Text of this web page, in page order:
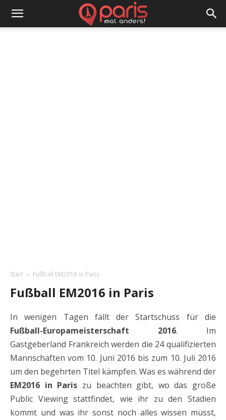
Start Fußball EM2016 in Paris
Fußball EM2016 in Paris
In wenigen Tagen fällt der Startschuss für die
Fußball-Europameisterschaft 2016. Im
Gastgeberland Frankreich werden die 24 qualifizierten
Mannschaften vom 10. Juni 2016 bis zum 10. Juli 2016
um den begehrten Titel kämpfen. Was es während der
EM2016 in Paris zu beachten gibt, wo das große
Public Viewing stattfindet, wie ihr zu den Stadien
kommt und was ihr sonst noch alles wissen müsst,